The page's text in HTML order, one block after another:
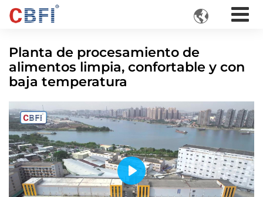

Planta de procesamiento de
alimentos limpia, confortable y con
baja temperatura
Play